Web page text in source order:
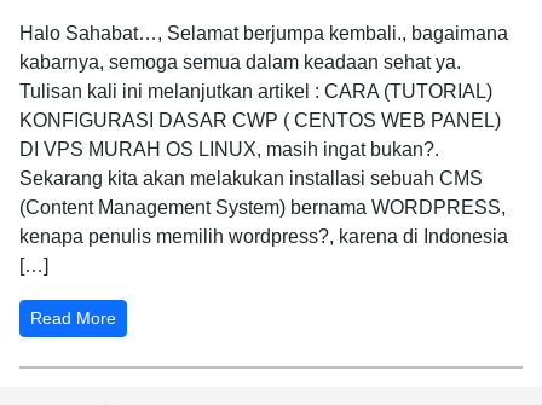
Halo Sahabat…, Selamat berjumpa kembali., bagaimana
kabarnya, semoga semua dalam keadaan sehat ya.
Tulisan kali ini melanjutkan artikel : CARA (TUTORIAL)
KONFIGURASI DASAR CWP ( CENTOS WEB PANEL)
DI VPS MURAH OS LINUX, masih ingat bukan?.
Sekarang kita akan melakukan installasi sebuah CMS
(Content Management System) bernama WORDPRESS,
kenapa penulis memilih wordpress?, karena di Indonesia
[…]
Read More